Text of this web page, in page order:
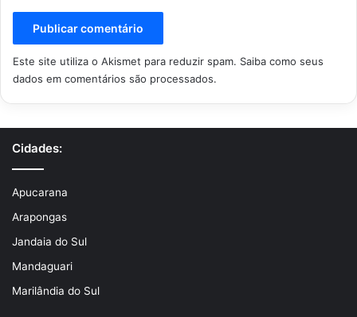
Este site utiliza o Akismet para reduzir spam. Saiba como seus
dados em comentários são processados.
Cidades:
Apucarana
Arapongas
Jandaia do Sul
Mandaguari
Marilândia do Sul